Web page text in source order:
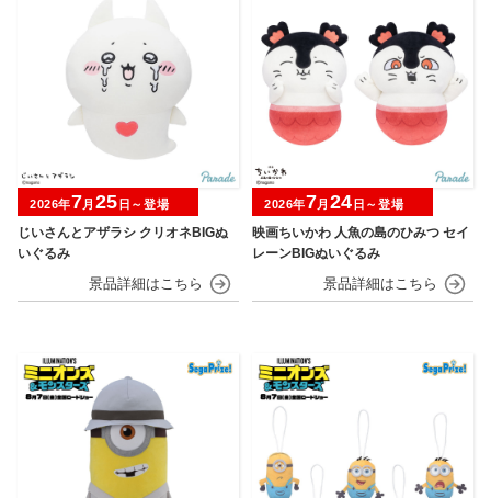
じいさんとアザラシ クリオネBIGぬ
いぐるみ
2026年7月 25 日～登場
映画ちいかわ 人魚の島のひみつ セイ
レーンBIGぬいぐるみ
2026年7月 24 日～登場